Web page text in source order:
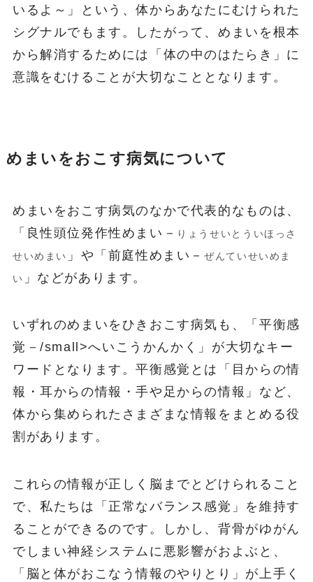
いるよ～」という、体からあなたにむけられた
シグナルでもます。したがって、めまいを根本
から解消するためには「体の中のはたらき」に
意識をむけることが大切なこととなります。
めまいをおこす病気について
めまいをおこす病気のなかで代表的なものは、
「良性頭位発作性めまい－ りょうせいとういほっさ
せいめまい 」や「前庭性めまい－ぜんていせいめま
い 」などがあります。
いずれのめまいをひきおこす病気も、「平衡感
覚－/small>へいこうかんかく」が大切なキー
ワードとなります。平衡感覚とは「目からの情
報・耳からの情報・手や足からの情報」など、
体から集められたさまざまな情報をまとめる役
割があります。
これらの情報が正しく脳までとどけられること
で、私たちは「正常なバランス感覚」を維持す
ることができるのです。しかし、背骨がゆがん
でしまい神経システムに悪影響がおよぶと、
「脳と体がおこなう情報のやりとり」が上手く